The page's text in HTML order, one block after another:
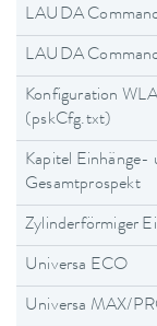
LAUDA
LAUDA
Konfiguration
(pskCfg.txt)
Kapitel Einhänge-
Gesamtprospekt
Zylinderförmiger
Universa ECO
Universa MAX/